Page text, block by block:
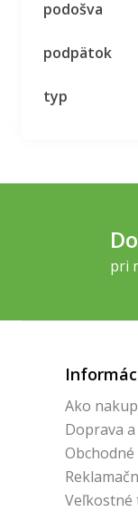
podošva
podpätok
typ
pri
Ako
Doprava
Veľkostné